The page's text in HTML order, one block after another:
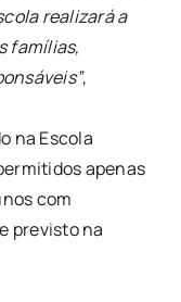
realizará a
famílias,
,
na Escola
apenas
com
previsto na